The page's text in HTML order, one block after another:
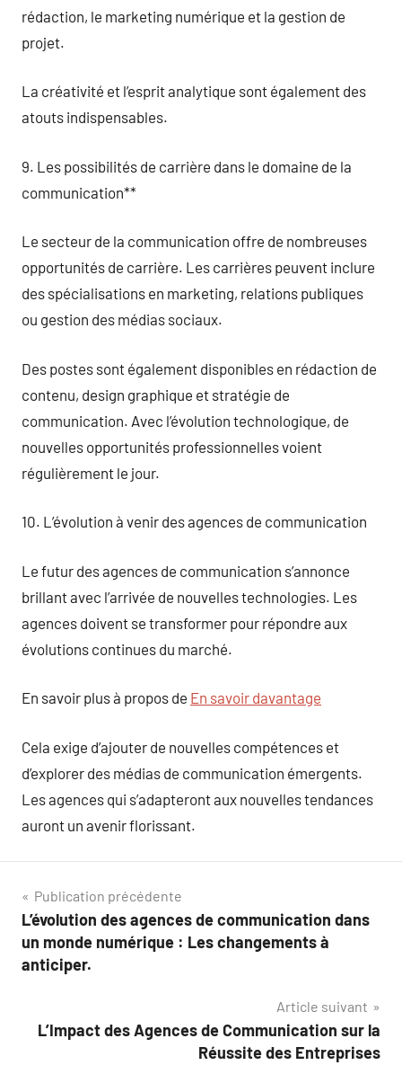
rédaction, le marketing numérique et la gestion de
projet.
La créativité et l’esprit analytique sont également des
atouts indispensables.
9. Les possibilités de carrière dans le domaine de la
communication**
Le secteur de la communication offre de nombreuses
opportunités de carrière. Les carrières peuvent inclure
des spécialisations en marketing, relations publiques
ou gestion des médias sociaux.
Des postes sont également disponibles en rédaction de
contenu, design graphique et stratégie de
communication. Avec l’évolution technologique, de
nouvelles opportunités professionnelles voient
régulièrement le jour.
10. L’évolution à venir des agences de communication
Le futur des agences de communication s’annonce
brillant avec l’arrivée de nouvelles technologies. Les
agences doivent se transformer pour répondre aux
évolutions continues du marché.
En savoir plus à propos de En savoir davantage
Cela exige d’ajouter de nouvelles compétences et
d’explorer des médias de communication émergents.
Les agences qui s’adapteront aux nouvelles tendances
auront un avenir florissant.
Navigation
de
l’article
Publication précédente
L’évolution des agences de communication dans
un monde numérique : Les changements à
anticiper.
Article suivant
L’Impact des Agences de Communication sur la
Réussite des Entreprises